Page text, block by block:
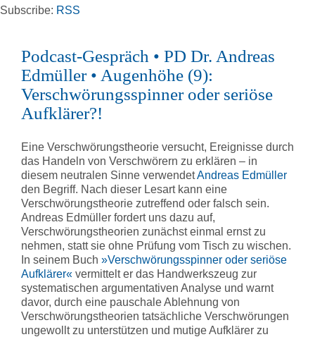
Rubriken
Kortizes Website
Subscribe: RSS
Podcast-Gespräch • PD Dr. Andreas
Edmüller • Augenhöhe (9):
Verschwörungsspinner oder seriöse
Aufklärer?!
Eine Verschwörungstheorie versucht, Ereignisse durch
das Handeln von Verschwörern zu erklären – in
diesem neutralen Sinne verwendetAndreas Edmüller
den Begriff. Nach dieser Lesart kann eine
Verschwörungstheorie zutreffend oder falsch sein.
Andreas Edmüller fordert uns dazu auf,
Verschwörungstheorien zunächst einmal ernst zu
nehmen, statt sie ohne Prüfung vom Tisch zu wischen.
In seinem Buch »Verschwörungsspinner oder seriöse
Aufklärer« vermittelt er das Handwerkszeug zur
systematischen argumentativen Analyse und warnt
davor, durch eine pauschale Ablehnung von
Verschwörungstheorien tatsächliche Verschwörungen
ungewollt zu unterstützen und mutige Aufklärer zu